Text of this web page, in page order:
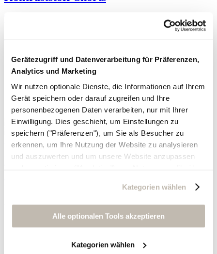
Gerätezugriff und Datenverarbeitung für Präferenzen,
Analytics und Marketing
Wir nutzen optionale Dienste, die Informationen auf Ihrem
Gerät speichern oder darauf zugreifen und Ihre
personenbezogenen Daten verarbeiten, nur mit Ihrer
Einwilligung. Dies geschieht, um Einstellungen zu
speichern ("Präferenzen"), um Sie als Besucher zu
erkennen, um Ihre Nutzung der Website zu analysieren
und auszuwerten und um unsere Website anzupassen
und zu optimieren ("Analytics"), um Nutzungsprofile über
zu erstellen, um personalisierte Werbung auszuliefern,
um Sie auf anderen Websites wiederzuerkennen und um
Sie erneut mit Werbung anzusprechen sowie um unsere
Werbekampagnen auszuwerten ("Marketing").
Ihre Daten werden mit Dienstanbietern geteilt, die wir in
Kategorien wählen
Alle optionalen Tools akzeptieren
Kategorien wählen
TENCEL™ Lyocell und Leinen
165,- €
Sofort in den Warenkorb
Kontraststoff-Shorts
TENCEL™ Lyocell und Leinen